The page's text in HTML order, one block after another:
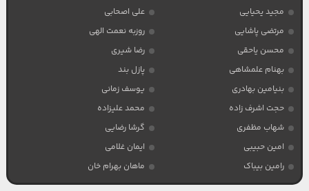
مجید یحیایی
علی اصحابی
مرتضی پاشایی
روزبه نعمت الهی
محسن یاحقی
رضا شیری
بهنام علمشاهی
پازل بند
بنیامین بهادری
یوسف زمانی
حجت اشرف زاده
محمد علیزاده
شهاب مظفری
گرشا رضایی
امین حبیبی
ایمان غلامی
رامین بیباک
ماهان بهرام خان